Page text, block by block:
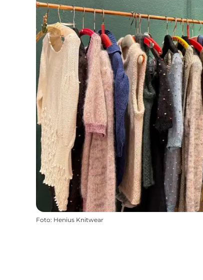
Foto: Henius Knitwear